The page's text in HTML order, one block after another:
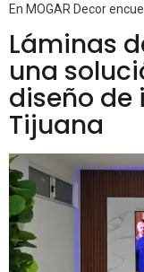
En MOGAR Decor
Láminas
una
diseño de
Tijuana